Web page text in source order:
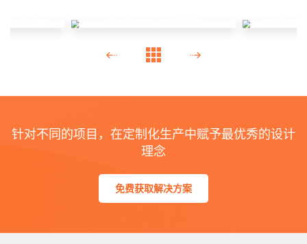
针对不同的项目，在定制化生产中赋予最优秀的设计
理念
免费获取解决方案